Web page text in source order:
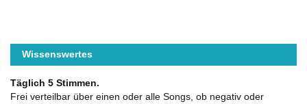
Wissenswertes
Täglich 5 Stimmen.
Frei verteilbar über einen oder alle Songs, ob negativ oder